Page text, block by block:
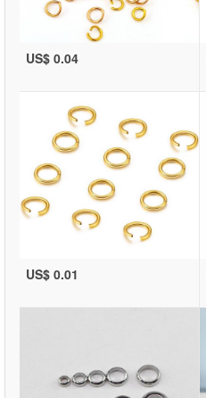
US$ 0.04
US$ 0.01